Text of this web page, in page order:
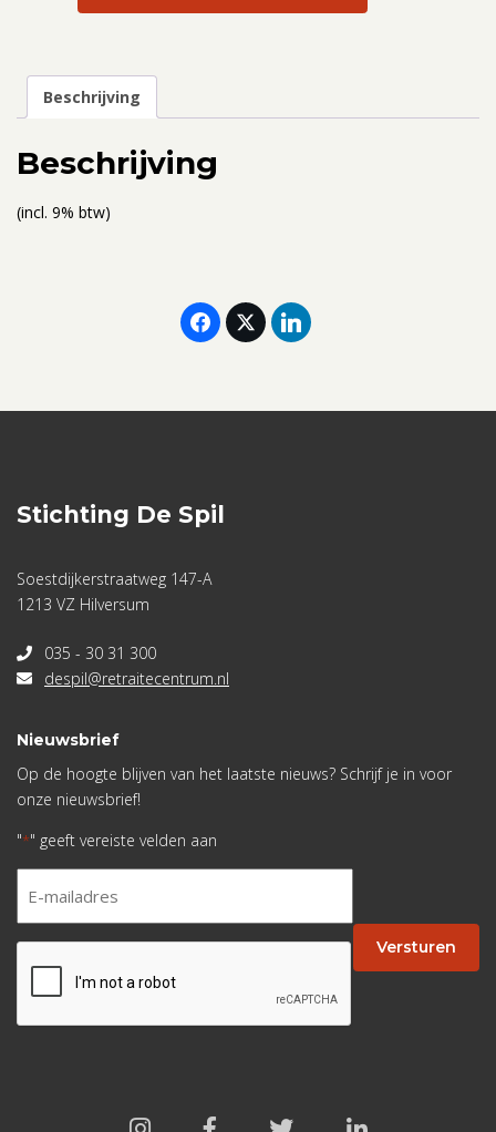
september
2024
Beschrijving
Beschrijving
(incl. 9% btw)
Stichting De Spil
Soestdijkerstraatweg 147-A
1213 VZ Hilversum
035 - 30 31 300
despil@retraitecentrum.nl
Nieuwsbrief
Op de hoogte blijven van het laatste nieuws? Schrijf je in voor
onze nieuwsbrief!
"*" geeft vereiste velden aan
* Versturen